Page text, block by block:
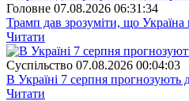
Головне 07.08.2026 06:31:34
Трамп дав зрозуміти, що
Читати
Суспiльство 07.08.2026 00:04:03
В Україні 7 серпня прогнозують
Читати